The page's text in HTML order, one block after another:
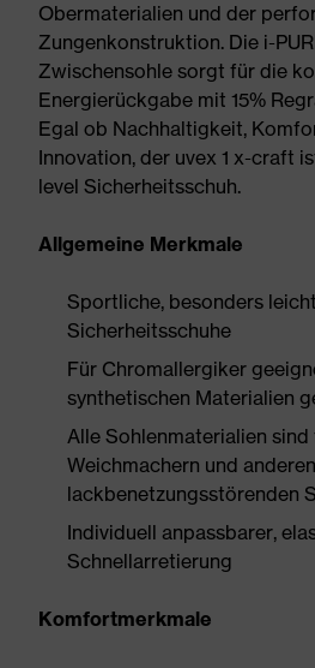
Obermaterialien und der
Zungenkonstruktion. Die i-
Zwischensohle sorgt für die
Energierückgabe mit 15%
Egal ob Nachhaltigkeit,
Innovation, der uvex 1 x-craft
level Sicherheitsschuh.
Allgemeine Merkmale
Sportliche, besonders
Sicherheitsschuhe
Für Chromallergiker
synthetischen Materialien
Alle Sohlenmaterialien
Weichmachern und anderen
lackbenetzungsstörenden
Individuell anpassbarer,
Schnellarretierung
Komfortmerkmale